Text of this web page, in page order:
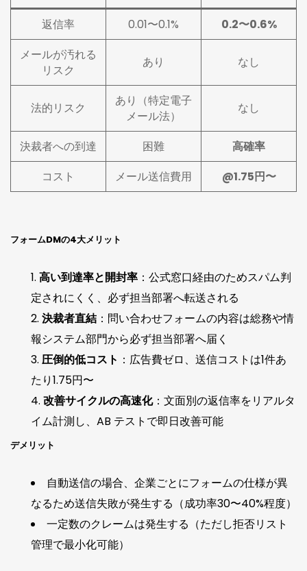
返信率
0.01〜0.1%
0.2〜0.6%
メールが汚れる
リスク
あり なし
法的リスク
あり（特定電子
メール法）
なし
決裁者への到達 困難
高確率
コスト
メール送信費用 @1.75円〜
フォームDMの4大メリット
高い到達率と開封率 ：公式窓口経由のためスパム判
定されにくく、必ず担当部署へ転送される
決裁者直結 ：問い合わせフォームの内容は総務や情
報システム部門から必ず担当部署へ届く
圧倒的低コスト ：広告費ゼロ、送信コストは1件あ
たり1.75円〜
改善サイクルの高速化：文面別の返信率をリアルタ
イム計測し、AB テストで即日改善可能
デメリット
自動送信の場合、企業ごとにフォームの仕様が異
なるため送信失敗が発生する（成功率30〜40%程度）
一定数のクレームは発生する（ただし拒否リスト
管理で最小化可能）